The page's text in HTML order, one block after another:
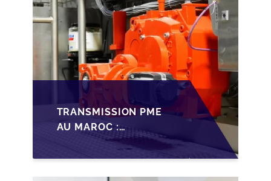
TRANSMISSION PME
AU MAROC :
PRÉPARATIONS CLÉS
POUR LES